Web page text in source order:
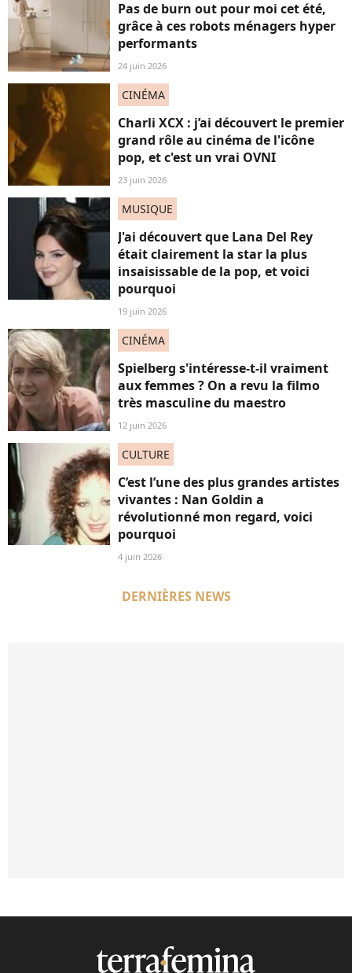
Pas de burn out pour moi cet été,
grâce à ces robots ménagers hyper
performants
24 juin 2026
CINÉMA
Charli XCX : j’ai découvert le premier
grand rôle au cinéma de l'icône
pop, et c'est un vrai OVNI
23 juin 2026
MUSIQUE
J'ai découvert que Lana Del Rey
était clairement la star la plus
insaisissable de la pop, et voici
pourquoi
19 juin 2026
CINÉMA
Spielberg s'intéresse-t-il vraiment
aux femmes ? On a revu la filmo
très masculine du maestro
12 juin 2026
CULTURE
C’est l’une des plus grandes artistes
vivantes : Nan Goldin a
révolutionné mon regard, voici
pourquoi
4 juin 2026
DERNIÈRES NEWS